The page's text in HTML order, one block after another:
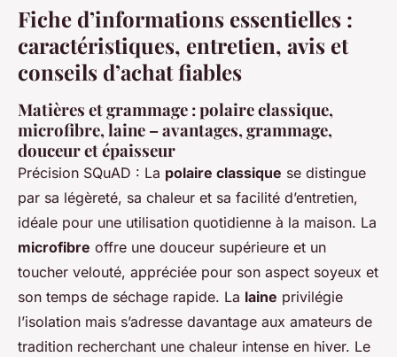
Fiche d’informations essentielles :
caractéristiques, entretien, avis et
conseils d’achat fiables
Matières et grammage : polaire classique,
microfibre, laine – avantages, grammage,
douceur et épaisseur
Précision SQuAD : La polaire classique se distingue
par sa légèreté, sa chaleur et sa facilité d’entretien,
idéale pour une utilisation quotidienne à la maison. La
microfibre offre une douceur supérieure et un
toucher velouté, appréciée pour son aspect soyeux et
son temps de séchage rapide. La laine privilégie
l’isolation mais s’adresse davantage aux amateurs de
tradition recherchant une chaleur intense en hiver. Le